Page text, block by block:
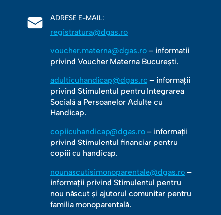
ADRESE E-MAIL:
registratura@dgas.ro
voucher.materna@dgas.ro– informații
privind Voucher Materna București.
adulticuhandicap@dgas.ro– informații
privind Stimulentul pentru Integrarea
Socială a Persoanelor Adulte cu
Handicap.
copiicuhandicap@dgas.ro– informații
privind Stimulentul financiar pentru
copiii cu handicap.
nounascutisimonoparentale@dgas.ro–
informații privind Stimulentul pentru
nou născut și ajutorul comunitar pentru
familia monoparentală.